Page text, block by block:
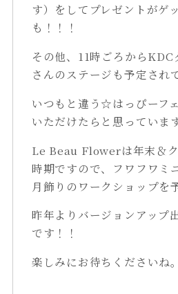
す）をしてプレゼントがゲ
も！！！
その他、11時ごろから
さんのステージも予定され
いつもと違う☆はっぴーフ
いただけたらと思っています
Le Beau Flowerは年末＆
時期ですので、フワフワミ
月飾りのワークショップを
昨年よりバージョンアップ
です！！
楽しみにお待ちくださいね。